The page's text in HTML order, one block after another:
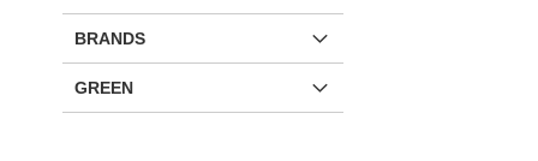
BRANDS
GREEN